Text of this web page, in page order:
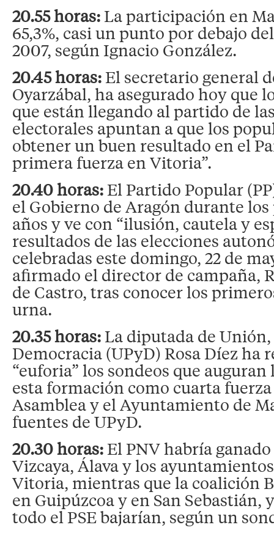
20.55 horas: La participación en
65,3%, casi un punto por debajo
2007, según Ignacio González.
20.45 horas: El secretario general
Oyarzábal, ha asegurado hoy que
que están llegando al partido de
electorales apuntan a que los
obtener un buen resultado en el
primera fuerza en Vitoria”.
20.40 horas: El Partido Popular
el Gobierno de Aragón durante
años y ve con “ilusión, cautela y
resultados de las elecciones
celebradas este domingo, 22 de
afirmado el director de campaña,
de Castro, tras conocer los
urna.
20.35 horas: La diputada de Unión,
Democracia (UPyD) Rosa Díez ha
“euforia” los sondeos que
esta formación como cuarta
Asamblea y el Ayuntamiento de
fuentes de UPyD.
20.30 horas: El PNV habría
Vizcaya, Álava y los
Vitoria, mientras que la coalición
en Guipúzcoa y en San Sebastián,
todo el PSE bajarían, según un